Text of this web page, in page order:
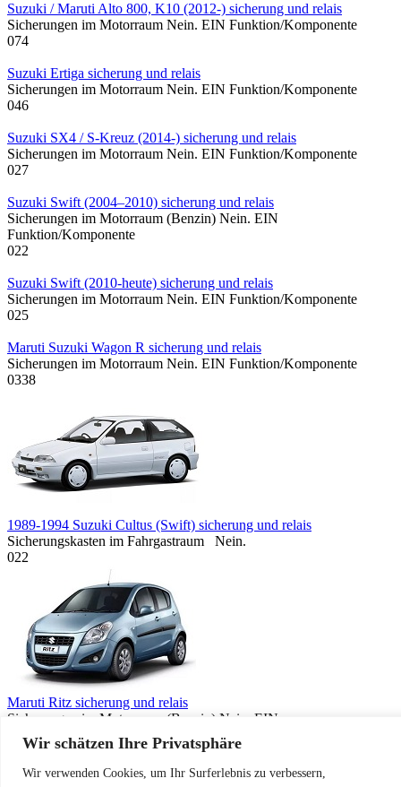
Wir schätzen Ihre Privatsphäre
Wir verwenden Cookies, um Ihr Surferlebnis zu verbessern,
Suzuki / Maruti Alto 800, K10 (2012-) sicherung und relais
Sicherungen im Motorraum Nein. EIN Funktion/Komponente
074
Suzuki Ertiga sicherung und relais
Sicherungen im Motorraum Nein. EIN Funktion/Komponente
046
Suzuki SX4 / S-Kreuz (2014-) sicherung und relais
Sicherungen im Motorraum Nein. EIN Funktion/Komponente
027
Suzuki Swift (2004–2010) sicherung und relais
Sicherungen im Motorraum (Benzin) Nein. EIN
Funktion/Komponente
022
Suzuki Swift (2010-heute) sicherung und relais
Sicherungen im Motorraum Nein. EIN Funktion/Komponente
025
Maruti Suzuki Wagon R sicherung und relais
Sicherungen im Motorraum Nein. EIN Funktion/Komponente
0338
1989-1994 Suzuki Cultus (Swift) sicherung und relais
Sicherungskasten im Fahrgastraum Nein.
022
Maruti Ritz sicherung und relais
Sicherungen im Motorraum (Benzin) Nein. EIN
Funktion/Komponente
17
© 2026 Sicherungen und Relais